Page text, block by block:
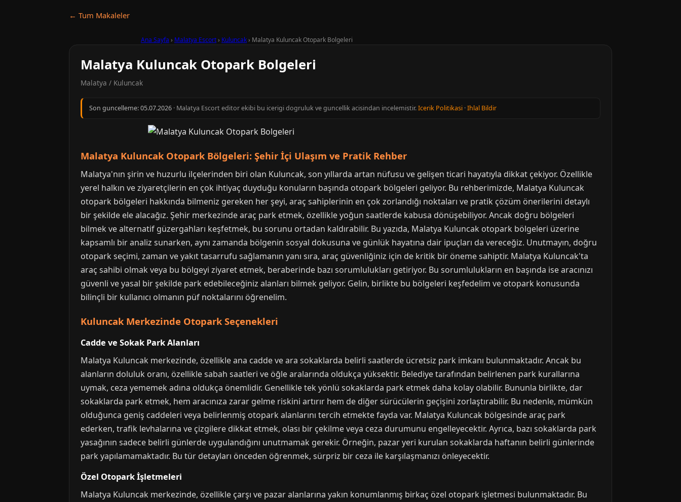
← Tum Makaleler
Ana Sayfa › Malatya Escort› Kuluncak› Malatya Kuluncak Otopark Bolgeleri
Malatya Kuluncak Otopark Bolgeleri
Malatya / Kuluncak
Son guncelleme:05.07.2026 · Malatya Escort editor ekibi bu icerigi dogruluk ve guncellik acisindan incelemistir.Icerik Politikasi ·Ihlal Bildir
Malatya Kuluncak Otopark Bölgeleri: Şehir İçi Ulaşım ve Pratik Rehber
Malatya'nın şirin ve huzurlu ilçelerinden biri olan Kuluncak, son yıllarda artan nüfusu ve gelişen ticari hayatıyla dikkat çekiyor. Özellikle
yerel halkın ve ziyaretçilerin en çok ihtiyaç duyduğu konuların başında otopark bölgeleri geliyor. Bu rehberimizde, Malatya Kuluncak
otopark bölgeleri hakkında bilmeniz gereken her şeyi, araç sahiplerinin en çok zorlandığı noktaları ve pratik çözüm önerilerini detaylı
bir şekilde ele alacağız. Şehir merkezinde araç park etmek, özellikle yoğun saatlerde kabusa dönüşebiliyor. Ancak doğru bölgeleri
bilmek ve alternatif güzergahları keşfetmek, bu sorunu ortadan kaldırabilir. Bu yazıda, Malatya Kuluncak otopark bölgeleri üzerine
kapsamlı bir analiz sunarken, aynı zamanda bölgenin sosyal dokusuna ve günlük hayatına dair ipuçları da vereceğiz. Unutmayın, doğru
otopark seçimi, zaman ve yakıt tasarrufu sağlamanın yanı sıra, araç güvenliğiniz için de kritik bir öneme sahiptir. Malatya Kuluncak'ta
araç sahibi olmak veya bu bölgeyi ziyaret etmek, beraberinde bazı sorumlulukları getiriyor. Bu sorumlulukların en başında ise aracınızı
güvenli ve yasal bir şekilde park edebileceğiniz alanları bilmek geliyor. Gelin, birlikte bu bölgeleri keşfedelim ve otopark konusunda
bilinçli bir kullanıcı olmanın püf noktalarını öğrenelim.
Kuluncak Merkezinde Otopark Seçenekleri
Cadde ve Sokak Park Alanları
Malatya Kuluncak merkezinde, özellikle ana cadde ve ara sokaklarda belirli saatlerde ücretsiz park imkanı bulunmaktadır. Ancak bu
alanların doluluk oranı, özellikle sabah saatleri ve öğle aralarında oldukça yüksektir. Belediye tarafından belirlenen park kurallarına
uymak, ceza yememek adına oldukça önemlidir. Genellikle tek yönlü sokaklarda park etmek daha kolay olabilir. Bununla birlikte, dar
sokaklarda park etmek, hem aracınıza zarar gelme riskini artırır hem de diğer sürücülerin geçişini zorlaştırabilir. Bu nedenle, mümkün
olduğunca geniş caddeleri veya belirlenmiş otopark alanlarını tercih etmekte fayda var. Malatya Kuluncak bölgesinde araç park
ederken, trafik levhalarına ve çizgilere dikkat etmek, olası bir çekilme veya ceza durumunu engelleyecektir. Ayrıca, bazı sokaklarda park
yasağının sadece belirli günlerde uygulandığını unutmamak gerekir. Örneğin, pazar yeri kurulan sokaklarda haftanın belirli günlerinde
park yapılamamaktadır. Bu tür detayları önceden öğrenmek, sürpriz bir ceza ile karşılaşmanızı önleyecektir.
Özel Otopark İşletmeleri
Malatya Kuluncak merkezinde, özellikle çarşı ve pazar alanlarına yakın konumlanmış birkaç özel otopark işletmesi bulunmaktadır. Bu